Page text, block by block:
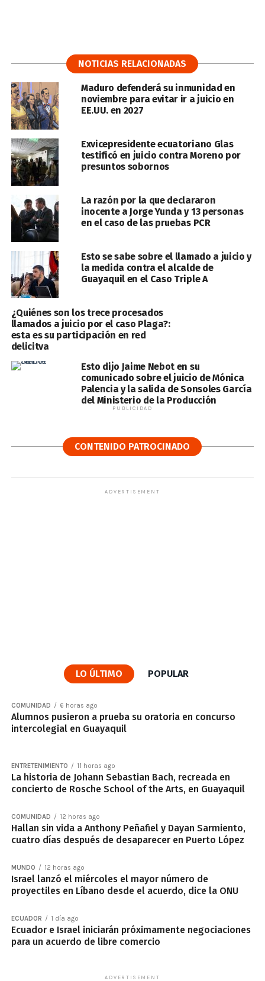
NOTICIAS RELACIONADAS
Maduro defenderá su inmunidad en
noviembre para evitar ir a juicio en
EE.UU. en 2027
Exvicepresidente ecuatoriano Glas
testificó en juicio contra Moreno por
presuntos sobornos
La razón por la que declararon
inocente a Jorge Yunda y 13 personas
en el caso de las pruebas PCR
Esto se sabe sobre el llamado a juicio y
la medida contra el alcalde de
Guayaquil en el Caso Triple A
¿Quiénes son los trece procesados
llamados a juicio por el caso Plaga?:
esta es su participación en red
delicitva
Esto dijo Jaime Nebot en su
comunicado sobre el juicio de Mónica
Palencia y la salida de Sonsoles García
del Ministerio de la Producción
PUBLICIDAD
CONTENIDO PATROCINADO
ADVERTISEMENT
LO ÚLTIMO POPULAR
COMUNIDAD 6 horas ago
Alumnos pusieron a prueba su oratoria en concurso
intercolegial en Guayaquil
ENTRETENIMIENTO 11 horas ago
La historia de Johann Sebastian Bach, recreada en
concierto de Rosche School of the Arts, en Guayaquil
COMUNIDAD 12 horas ago
Hallan sin vida a Anthony Peñafiel y Dayan Sarmiento,
cuatro días después de desaparecer en Puerto López
MUNDO 12 horas ago
Israel lanzó el miércoles el mayor número de
proyectiles en Líbano desde el acuerdo, dice la ONU
ECUADOR 1 día ago
Ecuador e Israel iniciarán próximamente negociaciones
para un acuerdo de libre comercio
ADVERTISEMENT